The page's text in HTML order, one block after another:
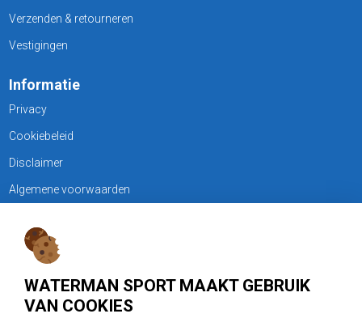
WATERMAN SPORT MAAKT GEBRUIK
VAN COOKIES
Verzenden & retourneren
Vestigingen
Informatie
Privacy
Cookiebeleid
Disclaimer
Algemene voorwaarden
KLANTENSERVICE
Treubweg 15-17, 1112 BA Diemen
020 - 6901044